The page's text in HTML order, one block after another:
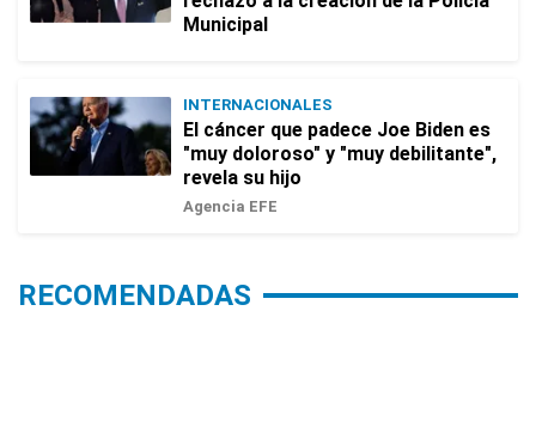
Municipal
INTERNACIONALES
El cáncer que padece Joe Biden es
"muy doloroso" y "muy debilitante",
revela su hijo
Agencia EFE
RECOMENDADAS